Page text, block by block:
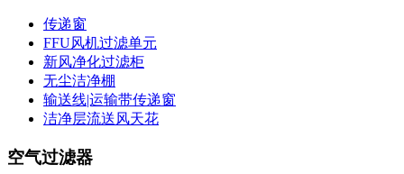
传递窗
FFU风机过滤单元
新风净化过滤柜
无尘洁净棚
输送线|运输带传递窗
洁净层流送风天花
空气过滤器